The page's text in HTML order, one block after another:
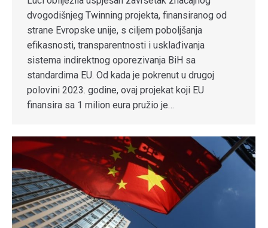
dvogodišnjeg Twinning projekta, finansiranog od
strane Evropske unije, s ciljem poboljšanja
efikasnosti, transparentnosti i usklađivanja
sistema indirektnog oporezivanja BiH sa
standardima EU. Od kada je pokrenut u drugoj
polovini 2023. godine, ovaj projekat koji EU
finansira sa 1 milion eura pružio je…